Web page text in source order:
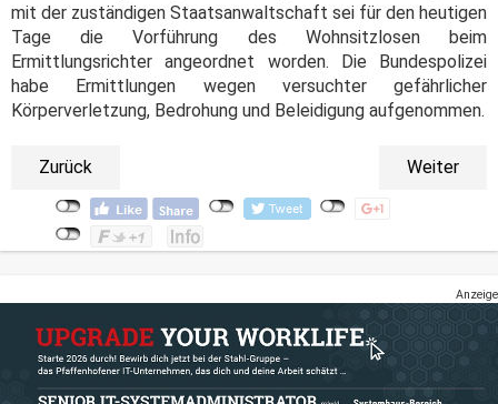
mit der zuständigen Staatsanwaltschaft sei für den heutigen
Tage die Vorführung des Wohnsitzlosen beim
Ermittlungsrichter angeordnet worden. Die Bundespolizei
habe Ermittlungen wegen versuchter gefährlicher
Körperverletzung, Bedrohung und Beleidigung aufgenommen.
Zurück Weiter
Anzeige